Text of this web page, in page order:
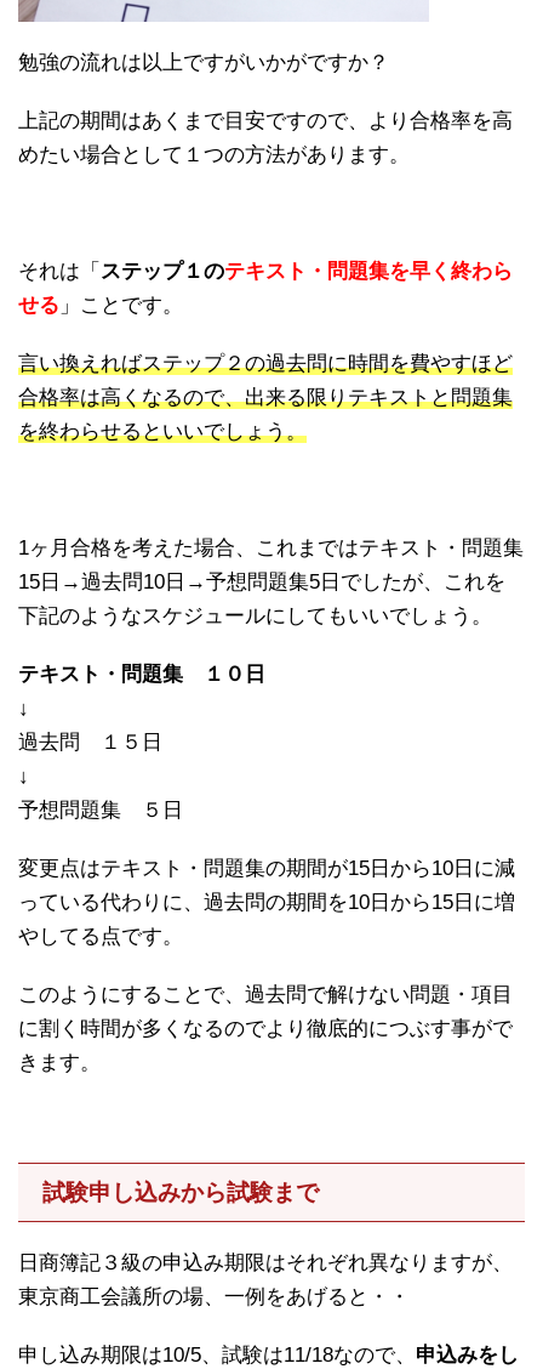
勉強の流れは以上ですがいかがですか？
上記の期間はあくまで目安ですので、より合格率を高
めたい場合として１つの方法があります。
それは「 ステップ１のテキスト・問題集を早く終わら
せる 」ことです。
言い換えればステップ２の過去問に時間を費やすほど
合格率は高くなるので、出来る限りテキストと問題集
を終わらせるといいでしょう。
1ヶ月合格を考えた場合、これまではテキスト・問題集
15日→過去問10日→予想問題集5日でしたが、これを
下記のようなスケジュールにしてもいいでしょう。
テキスト・問題集 １０日
↓
過去問 １５日
↓
予想問題集 ５日
変更点はテキスト・問題集の期間が15日から10日に減
っている代わりに、過去問の期間を10日から15日に増
やしてる点です。
このようにすることで、過去問で解けない問題・項目
に割く時間が多くなるのでより徹底的につぶす事がで
きます。
試験申し込みから試験まで
日商簿記３級の申込み期限はそれぞれ異なりますが、
東京商工会議所の場、一例をあげると・・
申し込み期限は10/5、試験は11/18なので、 申込みをし